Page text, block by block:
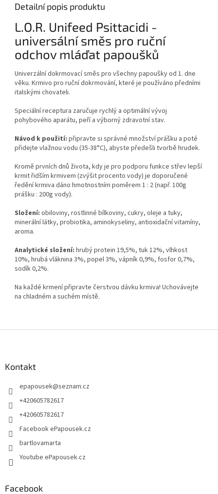
Detailní popis produktu
L.O.R. Unifeed Psittacidi -
universální směs pro ruční
odchov mláďat papoušků
Univerzální dokrmovací směs pro všechny papoušky od 1. dne
věku. Krmivo pro ruční dokrmování, které je používáno předními
italskými chovateli.
Speciální receptura zaručuje rychlý a optimální vývoj
pohybového aparátu, peří a výborný zdravotní stav.
Návod k použití: připravte si správné množství prášku a poté
přidejte vlažnou vodu (35-38°C), abyste předešli tvorbě hrudek.
Kromě prvních dnů života, kdy je pro podporu funkce střev lepší
krmit řidším krmivem (zvýšit procento vody) je doporučené
ředění krmiva dáno hmotnostním poměrem 1 : 2 (např. 100g
prášku : 200g vody).
Složení: obiloviny, rostlinné bílkoviny, cukry, oleje a tuky,
minerální látky, probiotika, aminokyseliny, antioxidační vitamíny,
aroma.
Analytické složení: hrubý protein 19,5%, tuk 12%, vlhkost
10%, hrubá vláknina 3%, popel 3%, vápník 0,9%, fosfor 0,7%,
sodík 0,2%.
Na každé krmení připravte čerstvou dávku krmiva! Uchovávejte
na chladném a suchém místě.
Kontakt
epapousek@seznam.cz
+420605782617
+420605782617
Facebook ePapousek.cz
bartlovamarta
Youtube ePapousek.cz
Facebook